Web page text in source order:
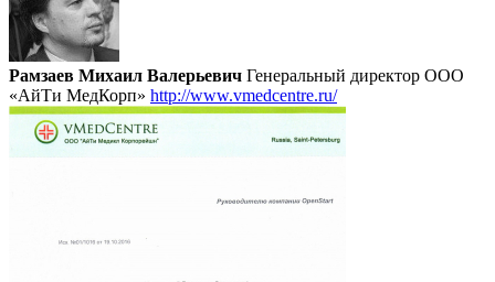
Рамзаев Михаил Валерьевич Генеральный директор ООО
«АйТи МедКорп» http://www.vmedcentre.ru/